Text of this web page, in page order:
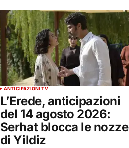
ANTICIPAZIONI TV
L’Erede, anticipazioni
del 14 agosto 2026:
Serhat blocca le nozze
di Yildiz